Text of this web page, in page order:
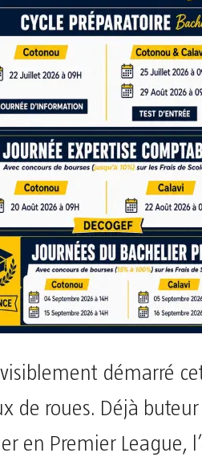
démarré
de roues. Déjà
en Premier League,